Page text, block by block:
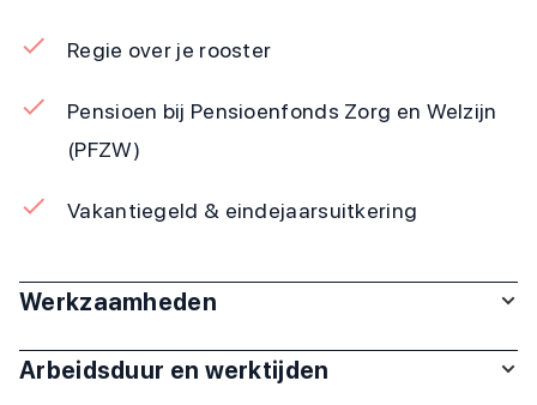
Regie over je rooster
Pensioen bij Pensioenfonds Zorg en Welzijn
(PFZW)
Vakantiegeld & eindejaarsuitkering
Werkzaamheden
Arbeidsduur en werktijden